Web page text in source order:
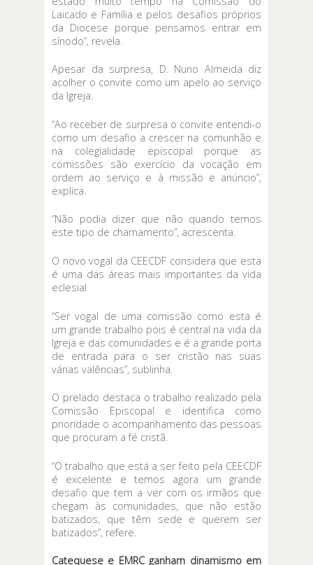
Laicado e Família e pelos desafios próprios
da Diocese porque pensamos entrar em
sínodo”, revela.
Apesar da surpresa, D. Nuno Almeida diz
acolher o convite como um apelo ao serviço
da Igreja.
“Ao receber de surpresa o convite entendi-o
como um desafio a crescer na comunhão e
na colegialidade episcopal porque as
comissões são exercício da vocação em
ordem ao serviço e à missão e anúncio”,
explica.
“Não podia dizer que não quando temos
este tipo de chamamento”, acrescenta.
O novo vogal da CEECDF considera que esta
é uma das áreas mais importantes da vida
eclesial.
“Ser vogal de uma comissão como esta é
um grande trabalho pois é central na vida da
Igreja e das comunidades e é a grande porta
de entrada para o ser cristão nas suas
várias valências”, sublinha.
O prelado destaca o trabalho realizado pela
Comissão Episcopal e identifica como
prioridade o acompanhamento das pessoas
que procuram a fé cristã.
“O trabalho que está a ser feito pela CEECDF
é excelente e temos agora um grande
desafio que tem a ver com os irmãos que
chegam às comunidades, que não estão
batizados, que têm sede e querem ser
batizados”, refere.
Catequese e EMRC ganham dinamismo em